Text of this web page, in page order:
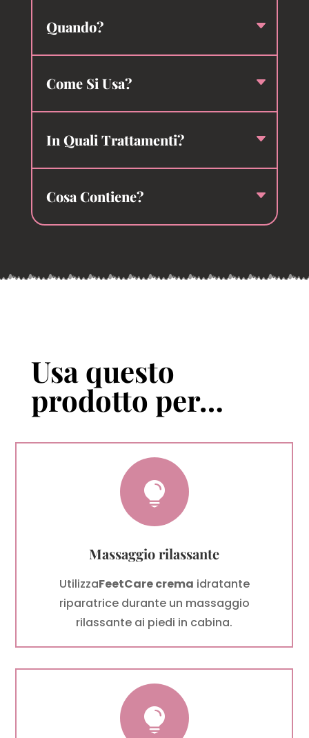
Quando?
Come Si Usa?
In Quali Trattamenti?
Cosa Contiene?
Usa questo
prodotto per…

Massaggio rilassante
UtilizzaFeetCare crema idratante
riparatrice durante un massaggio
rilassante ai piedi in cabina.
